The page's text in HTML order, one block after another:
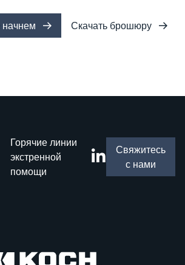
Скачать брошюру
Горячие линии
экстренной
помощи
Свяжитесь
с нами